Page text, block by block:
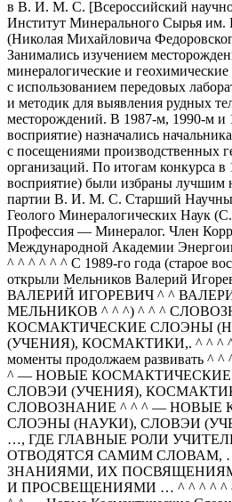
в В. И. М. С. [Всероссийский
Институт Минерального Сырья
(Николая Михайловича
Занимались изучением
минералогические и геохимические
с использованием передовых
и методик для выявления рудных
месторождений. В 1987-м, 1990-м и
восприятие) назначались
с посещениями производственных
организаций. По итогам конкурса в
восприятие) были избраны лучшим
партии В. И. М. С. Старший
Геолого Минералогических Наук
Профессия — Минералог. Член
Международной Академии
^ ^ ^ ^ ^ ^ С 1989-го года (старое
открыли Мельников Валерий
ВАЛЕРИЙ ИГОРЕВИЧ ^ ^
МЕЛЬНИКОВ ^ ^ ^) ^ ^ ^
КОСМАКТИЧЕСКИЕ СЛОЭНЫ
(УЧЕНИЯ), КОСМАКТИКИ,. ^ ^ ^ ^
моменты продолжаем развивать
^ — НОВЫЕ
СЛОВЭИ (УЧЕНИЯ),
СЛОВОЗНАНИЕ ^ ^ ^ — НОВЫЕ
СЛОЭНЫ (НАУКИ), СЛОВЭИ
…, ГДЕ ГЛАВНЫЕ РОЛИ
ОТВОДЯТСЯ САМИМ СЛОВАМ,
ЗНАНИЯМИ, ИХ
И ПРОСВЕЩЕНИЯМИ … ^ ^ ^ ^ ^ ^